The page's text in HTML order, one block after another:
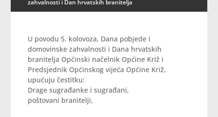
zahvalnosti i Dan hrvatskih branitelja
U povodu 5. kolovoza, Dana pobjede i
domovinske zahvalnosti i Dana hrvatskih
branitelja Općinski načelnik Općine Križ i
Predsjednik Općinskog vijeća Općine Križ,
upućuju čestitku:
Drage sugrađanke i sugrađani,
poštovani branitelji,